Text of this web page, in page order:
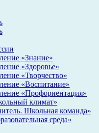
«Знание»
«Здоровье»
«Творчество»
«Воспитание»
«Профориентация»
климат»
Школьная команда»
среда»